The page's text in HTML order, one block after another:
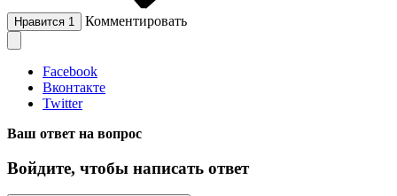
Нравится 1 Комментировать
Facebook
Вконтакте
Twitter
Ваш ответ на вопрос
Войдите, чтобы написать ответ